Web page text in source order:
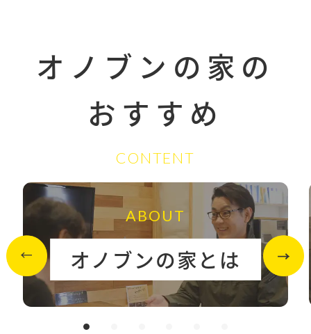
オノブンの家の
おすすめ
CONTENT
ABOUT
オノブンの家とは